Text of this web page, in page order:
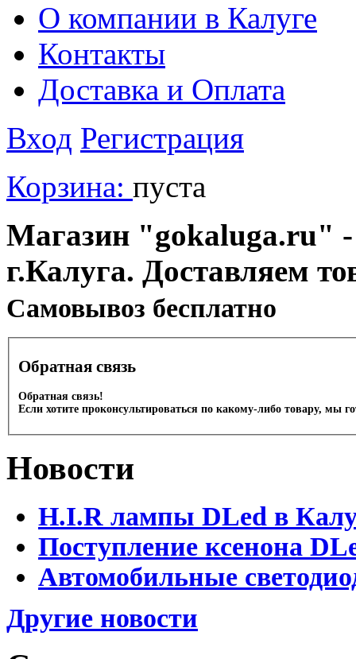
О компании в Калуге
Контакты
Доставка и Оплата
Вход Регистрация
Корзина: пуста
Магазин "gokaluga.ru" -
г.Калуга. Доставляем
Cамовывоз бесплатно
Обратная связь
Обратная связь!
Если хотите проконсультироваться по какому-либо товару, мы
Новости
H.I.R лампы DLed в
Поступление ксенона
Автомобильные
Другие новости